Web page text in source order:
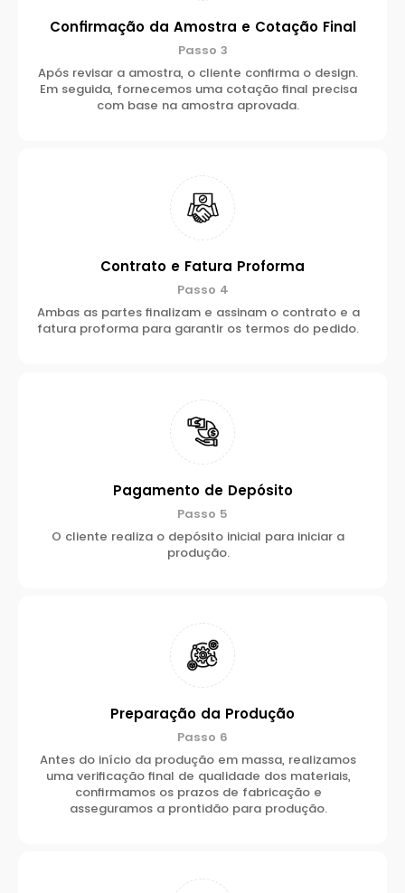
Confirmação da Amostra e Cotação Final
Passo 3
Após revisar a amostra, o cliente confirma o design.
Em seguida, fornecemos uma cotação final precisa
com base na amostra aprovada.
Contrato e Fatura Proforma
Passo 4
Ambas as partes finalizam e assinam o contrato e a
fatura proforma para garantir os termos do pedido.
Pagamento de Depósito
Passo 5
O cliente realiza o depósito inicial para iniciar a
produção.
Preparação da Produção
Passo 6
Antes do início da produção em massa, realizamos
uma verificação final de qualidade dos materiais,
confirmamos os prazos de fabricação e
asseguramos a prontidão para produção.